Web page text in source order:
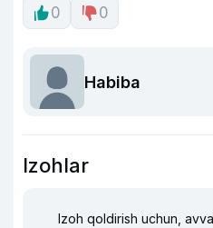
0 0
Habiba
Izohlar
Izoh qoldirish uchun,